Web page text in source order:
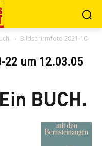
Bildschirmfoto 2021-10-
22 um 12.03.05